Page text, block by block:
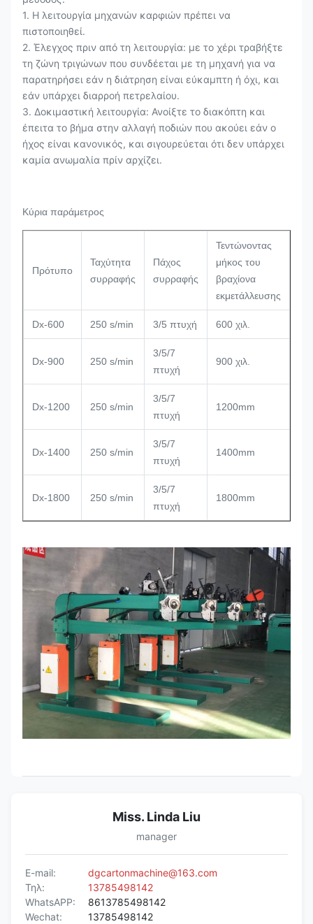
1. Η λειτουργία μηχανών καρφιών πρέπει να
πιστοποιηθεί.
2. Έλεγχος πριν από τη λειτουργία: με το χέρι τραβήξτε
τη ζώνη τριγώνων που συνδέεται με τη μηχανή για να
παρατηρήσει εάν η διάτρηση είναι εύκαμπτη ή όχι, και
εάν υπάρχει διαρροή πετρελαίου.
3. Δοκιμαστική λειτουργία: Ανοίξτε το διακόπτη και
έπειτα το βήμα στην αλλαγή ποδιών που ακούει εάν ο
ήχος είναι κανονικός, και σιγουρεύεται ότι δεν υπάρχει
καμία ανωμαλία πρίν αρχίζει.
Κύρια παράμετρος
Πρότυπο
Ταχύτητα
συρραφής
Πάχος
συρραφής
Τεντώνοντας
μήκος του
βραχίονα
εκμετάλλευσης
Dx-600 250 s/min 3/5 πτυχή 600 χιλ.
Dx-900 250 s/min
3/5/7
πτυχή
900 χιλ.
Dx-1200 250 s/min
3/5/7
πτυχή
1200mm
Dx-1400 250 s/min
3/5/7
πτυχή
1400mm
Dx-1800 250 s/min
3/5/7
πτυχή
1800mm
Miss. Linda Liu
manager
E-mail:
dgcartonmachine@163.com
Τηλ:
13785498142
WhatsAPP:
8613785498142
Wechat:
13785498142